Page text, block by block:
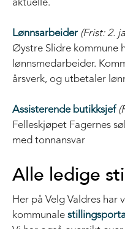
aktuelle.
Lønnsarbeider (Frist: 2.
Øystre Slidre kommune
lønnsmedarbeider.
årsverk, og utbetaler
Assisterende butikksjef
Felleskjøpet Fagernes
med tonnansvar
Alle ledige
Her på Velg Valdres har
kommunale